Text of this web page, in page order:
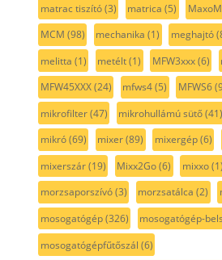
matrac tiszító(3) matrica (5)
MCM (98) mechanika (1) meghajtó
melitta (1) metélt(1) MFW3xxx(6)
MFW45XXX(24) mfws4(5) MFWS6
mikrofilter(47) mikrohullámú sütő(41)
mikró(69) mixer(89) mixergép(6)
mixerszár(19) Mixx2Go(6) mixxo(1)
morzsaporszívó(3) morzsatálca (2)
mosogatógép(326) mosogatógép-
mosogatógépfűtőszál (6)